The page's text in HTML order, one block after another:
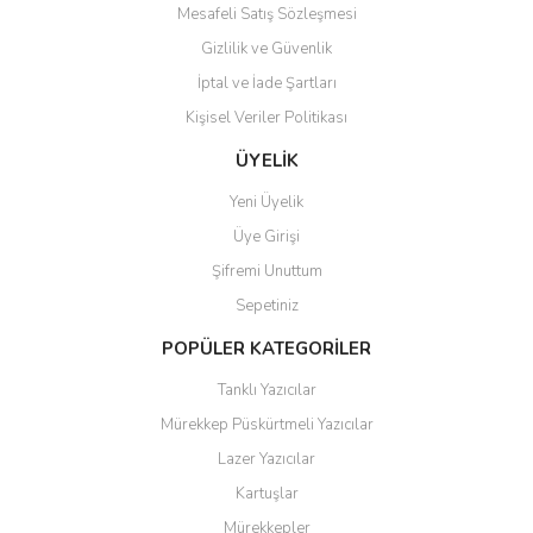
Gönder
Mesafeli Satış Sözleşmesi
Gizlilik ve Güvenlik
İptal ve İade Şartları
Kişisel Veriler Politikası
ÜYELİK
Yeni Üyelik
Üye Girişi
Şifremi Unuttum
Sepetiniz
POPÜLER KATEGORİLER
Tanklı Yazıcılar
Mürekkep Püskürtmeli Yazıcılar
Lazer Yazıcılar
Kartuşlar
Mürekkepler